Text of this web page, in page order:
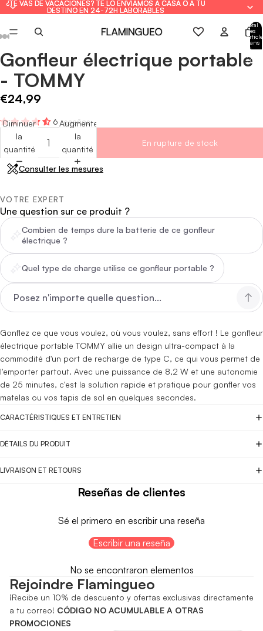
¿TE VAS DE VACACIONES? TE LO ENVIAMOS A CASA O A TU
DESTINO EN 24-72H LABORABLES
¿TE VAS DE VACACIONES? TE LO ENVIAMOS A CASA O A TU
DESTINO EN 24-72H LABORABLES
Total
des
dans
le
: 0
Ouvrir
l'image
en
plein
Ouvrir
l'image
en
plein
Ouvrir
l'image
en
plein
Ouvrir
l'image
en
plein
Ouvrir
l'image
en
plein
Ouvrir
l'image
en
plein
Ouvrir
l'image
en
plein
Gonfleur électrique portable
- TOMMY
€24,99
6 reseñas
Diminuer
la
quantité
Augmenter
la
quantité
En rupture de stock
Consulter les mesures
VOTRE EXPERT
Une question sur ce produit ?
Combien de temps dure la batterie de ce gonfleur
électrique ?
Quel type de charge utilise ce gonfleur portable ?
Gonflez ce que vous voulez, où vous voulez, sans effort ! Le gonfleur
électrique portable TOMMY allie un design ultra-compact à la
commodité d'un port de recharge de type C, ce qui vous permet de
l'emporter partout. Avec une puissance de 8,2 W et une autonomie
de 25 minutes, c'est la solution rapide et pratique pour gonfler vos
matelas ou vos tapis de sol en quelques secondes.
CARACTÉRISTIQUES ET ENTRETIEN
DÉTAILS DU PRODUIT
LIVRAISON ET RETOURS
Reseñas de clientes
Sé el primero en escribir una reseña
Escribir una reseña
No se encontraron elementos
Rejoindre Flamingueo
¡Recibe un 10% de descuento y ofertas exclusivas directamente
a tu correo! CÓDIGO NO ACUMULABLE A OTRAS
PROMOCIONES